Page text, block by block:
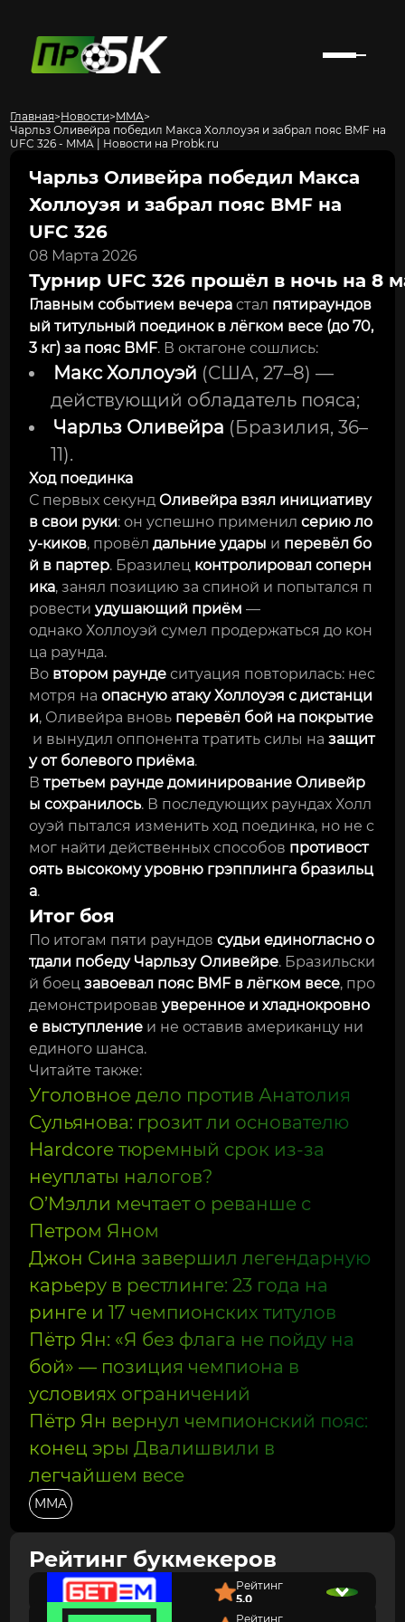
Главная>Новости>MMA>
Чарльз Оливейра победил Макса Холлоуэя и забрал пояс BMF на
UFC 326 - MMA | Новости на Probk.ru
Чарльз Оливейра победил Макса
Холлоуэя и забрал пояс BMF на
UFC 326
08 Марта 2026
Турнир UFC 326 прошёл в ночь на 8
Главным событием вечера стал пятираундов
ый титульный поединок в лёгком весе (до 70,
3 кг) за пояс BMF. В октагоне сошлись:
Макс Холлоуэй (США, 27–8) —
действующий обладатель пояса;
Чарльз Оливейра (Бразилия, 36–
11).
Ход поединка
С первых секунд Оливейра взял инициативу
в свои руки: он успешно применилсерию ло
у‑киков, провёлдальние удары и перевёл бо
й в партер. Бразилец контролировал соперн
ика, занял позицию за спиной и попытался п
ровестиудушающий приём —
однако Холлоуэй сумел продержаться до кон
ца раунда.
Во втором раунде ситуация повторилась: нес
мотря наопасную атаку Холлоуэя с дистанци
и, Оливейра вновь перевёл бой на покрытие
и вынудил оппонента тратить силы назащит
у от болевого приёма.
Втретьем раунде доминирование Оливейр
ы сохранилось. В последующих раундах Холл
оуэй пытался изменить ход поединка, но не с
мог найти действенных способов противост
оять высокому уровню грэпплинга бразильц
а.
Итог боя
По итогам пяти раундовсудьи единогласно о
тдали победу Чарльзу Оливейре. Бразильски
й боецзавоевал пояс BMF в лёгком весе, про
демонстрировавуверенное и хладнокровно
е выступление и не оставив американцу ни
единого шанса.
Читайте также:
Уголовное дело против Анатолия
Сульянова: грозит ли основателю
Hardcore тюремный срок из‑за
неуплаты налогов?
О’Мэлли мечтает о реванше с
Петром Яном
Джон Сина завершил легендарную
карьеру в рестлинге: 23 года на
ринге и 17 чемпионских титулов
Пётр Ян: «Я без флага не пойду на
бой» — позиция чемпиона в
условиях ограничений
Пётр Ян вернул чемпионский пояс:
конец эры Двалишвили в
легчайшем весе
MMA
Рейтинг букмекеров
Рейтинг
5.0
Рейтинг